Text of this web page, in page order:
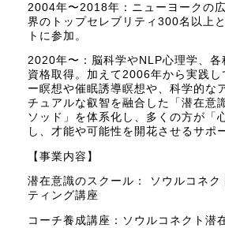
2004年〜2018年：ニューヨークの
界のトップセレブリティ300名以上
トに参加。
2020年〜：脳科学やNLP心理学、各
資格取得。加えて2006年から実践し
ー瞑想や催眠誘導瞑想や、科学的な
チュアルな叡智を融合した「潜在意
ソッド」を体系化し、多くの方が「
し、才能や可能性を開花させるサポ
【事業内容】
潜在意識のスクール： ソウルコネク
ティング講座
コーチ養成講座：ソウルコネクト潜